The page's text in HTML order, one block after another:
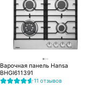
Варочная панель Hansa
BHGI611391
11 отзывов